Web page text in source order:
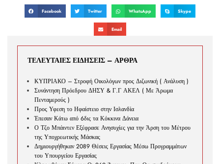
Facebook Twitter WhatsApp Skype
Email
ΤΕΛΕΥΤΑΙΕΣ ΕΙΔΗΣΕΙΣ – ΑΡΘΡΑ
ΚΥΠΡΙΑΚΟ – Στροφή Οικολόγων προς Διζωνική ( Ανάλυση )
Συνάντηση Πρόεδρου ΔΗΣΥ & Γ.Γ ΑΚΕΛ ( Με Άρωμα
Πενταμερούς )
Προς Υφεση το Ηφαίστειο στην Ισλανδία
Έπεσαν Κάτω από 6δις τα Κόκκινα Δάνεια
Ο Τζο Μπάιντεν Εξέφρασε Ανησυχίες για την Άρση του Μέτρου
της Υποχρεωτικής Μάσκας
Δημιουργήθηκαν 2089 Θέσεις Εργασίας Μέσω Προγραμμάτων
του Υπουργείου Εργασίας